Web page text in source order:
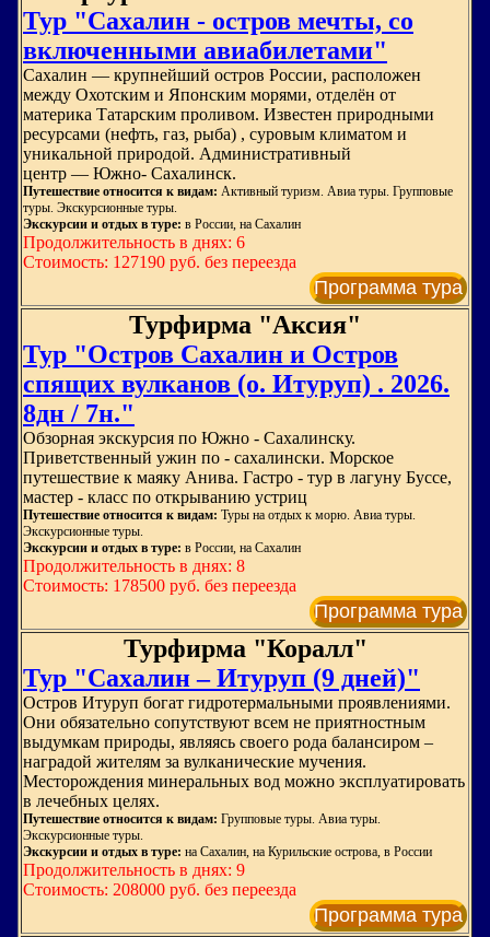
Тур "Сахалин - остров мечты, со
включенными авиабилетами"
Сахалин — крупнейший остров России, расположен
между Охотским и Японским морями, отделён от
материка Татарским проливом. Известен природными
ресурсами (нефть, газ, рыба) , суровым климатом и
уникальной природой. Административный
центр — Южно‑ Сахалинск.
Путешествие относится к видам: Активный туризм. Авиа туры. Групповые
туры. Экскурсионные туры.
Экскурсии и отдых в туре: в России, на Сахалин
Продолжительность в днях: 6
Стоимость: 127190 руб. без переезда
Программа тура
Турфирма "Аксия"
Тур "Остров Сахалин и Остров
спящих вулканов (о. Итуруп) . 2026.
8дн / 7н."
Обзорная экскурсия по Южно - Сахалинску.
Приветственный ужин по - сахалински. Морское
путешествие к маяку Анива. Гастро - тур в лагуну Буссе,
мастер - класс по открыванию устриц
Путешествие относится к видам: Туры на отдых к морю. Авиа туры.
Экскурсионные туры.
Экскурсии и отдых в туре: в России, на Сахалин
Продолжительность в днях: 8
Стоимость: 178500 руб. без переезда
Программа тура
Турфирма "Коралл"
Тур "Сахалин – Итуруп (9 дней)"
Остров Итуруп богат гидротермальными проявлениями.
Они обязательно сопутствуют всем не приятностным
выдумкам природы, являясь своего рода балансиром –
наградой жителям за вулканические мучения.
Месторождения минеральных вод можно эксплуатировать
в лечебных целях.
Путешествие относится к видам: Групповые туры. Авиа туры.
Экскурсионные туры.
Экскурсии и отдых в туре: на Сахалин, на Курильские острова, в России
Продолжительность в днях: 9
Стоимость: 208000 руб. без переезда
Программа тура